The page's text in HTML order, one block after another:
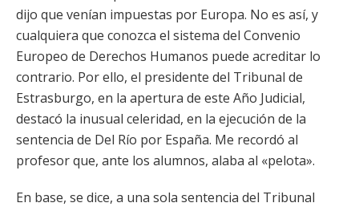
dijo que venían impuestas por Europa. No es así, y
cualquiera que conozca el sistema del Convenio
Europeo de Derechos Humanos puede acreditar lo
contrario. Por ello, el presidente del Tribunal de
Estrasburgo, en la apertura de este Año Judicial,
destacó la inusual celeridad, en la ejecución de la
sentencia de Del Río por España. Me recordó al
profesor que, ante los alumnos, alaba al «pelota».
En base, se dice, a una sola sentencia del Tribunal